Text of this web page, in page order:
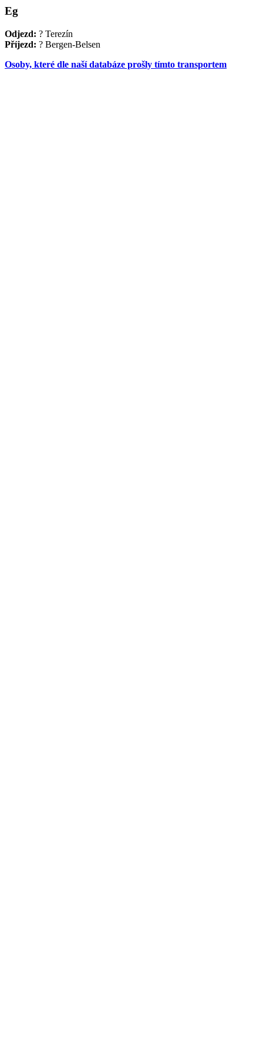
Eg
Odjezd: ? Terezín
Příjezd: ? Bergen-Belsen
Osoby, které dle naší databáze prošly tímto transportem